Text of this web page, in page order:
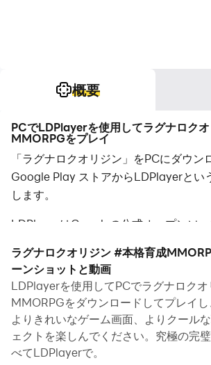
概要
PCでLDPlayerを使用してラグナロク
MMORPGをプレイ
「ラグナロクオリジン」をPCにダウン
Google Play ストアからLDPlayerとい
します。
LDPlayerはGoogleの公式オープンソ
テム」を利用したソフトで、オープン
利用できます。
多くのゲーム配信者が利用しており、
と思います。
以下の簡単な手順に従うことで、PCで
ンPC版をプレイできます.
ラグナロクオリジン #本格育成
ーンショットと動画
LDPlayerを使用してPCでラグナロク
MMORPGをダウンロードしてプレイし
よりきれいなゲーム画面、よりクール
ェクトを楽しんでください。究極の完
べてLDPlayerで。